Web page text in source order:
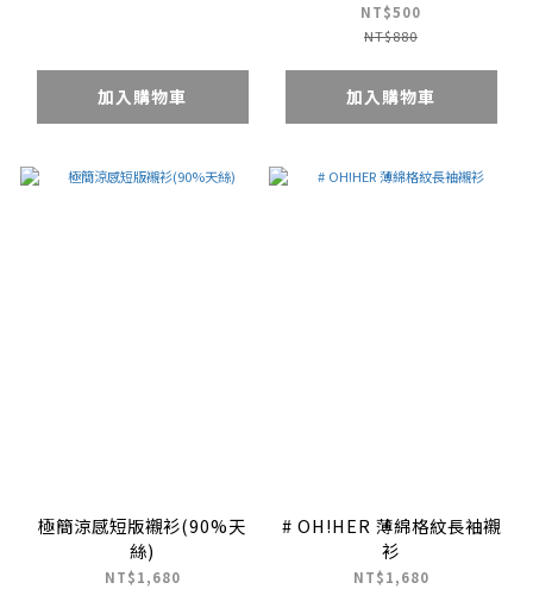
加入購物車
NT$500
NT$880
加入購物車
極簡涼感短版襯衫(90%天
絲)
NT$1,680
# OH!HER 薄綿格紋長袖襯
衫
NT$1,680